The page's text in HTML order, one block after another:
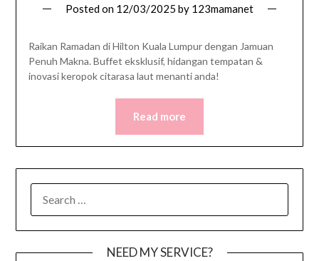
Posted on 12/03/2025 by 123mamanet
Raikan Ramadan di Hilton Kuala Lumpur dengan Jamuan
Penuh Makna. Buffet eksklusif, hidangan tempatan &
inovasi keropok citarasa laut menanti anda!
Read more
NEED MY SERVICE?